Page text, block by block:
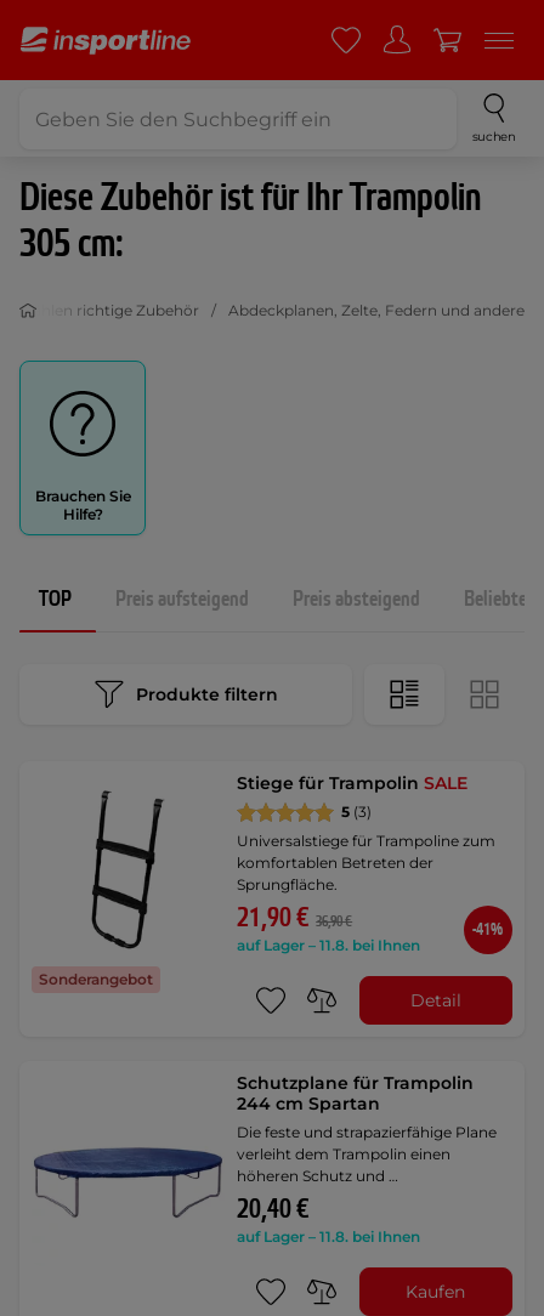
suchen
Diese Zubehör ist für Ihr Trampolin
305 cm:
wählen richtige Zubehör Abdeckplanen, Zelte, Federn und andere
Brauchen Sie
Hilfe?
TOP Preis aufsteigend Preis absteigend
Produkte filtern
Sonderangebot
Stiege für TrampolinSALE
5 (3)
Universalstiege für Trampoline zum
komfortablen Betreten der
Sprungfläche.
21,90 € 36,90 €
auf Lager – 11.8. bei Ihnen
-41%
Detail
Schutzplane für Trampolin
244 cm Spartan
Die feste und strapazierfähige Plane
verleiht dem Trampolin einen
höheren Schutz und …
20,40 €
auf Lager – 11.8. bei Ihnen
Kaufen